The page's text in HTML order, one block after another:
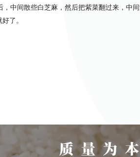
中间散些白芝麻，然后把紫菜翻过来，中
了。